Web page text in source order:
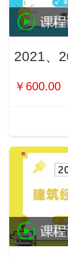
￥600.00